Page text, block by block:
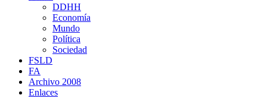
DDHH
Economía
Mundo
Política
Sociedad
FSLD
FA
Archivo 2008
Enlaces